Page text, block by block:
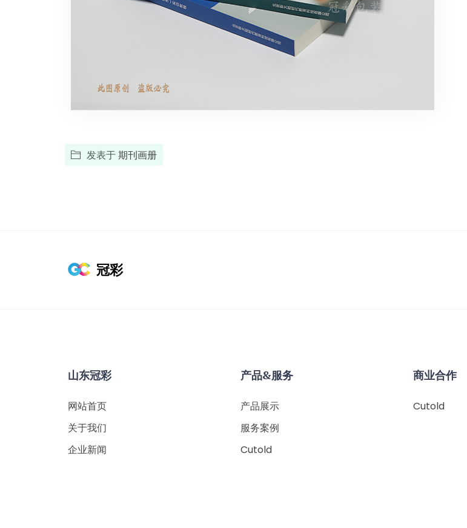
发表于期刊画册
冠彩
山东冠彩
网站首页
关于我们
企业新闻
产品&服务
产品展示
服务案例
Cutold
商业合作
Cutold